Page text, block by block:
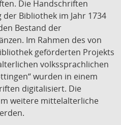
Die Handschriften
Bibliothek im Jahr 1734
Bestand der
Im Rahmen des von
geförderten Projekts
volkssprachlichen
wurden in einem
digitalisiert. Die
weitere mittelalterliche